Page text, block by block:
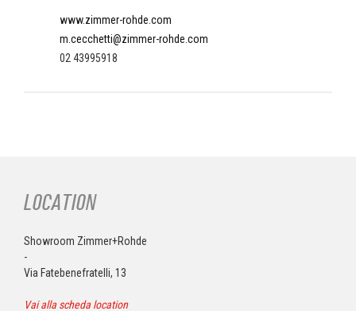
www.zimmer-rohde.com
m.cecchetti@zimmer-rohde.com
02 43995918
LOCATION
Showroom Zimmer+Rohde
-
Via Fatebenefratelli, 13
Vai alla scheda location